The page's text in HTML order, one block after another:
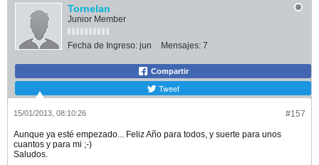
Tornelan
Junior Member
Fecha de Ingreso: jun Mensajes: 7
Compartir
Tweet
#157
15/01/2013, 08:10:26
Aunque ya esté empezado... Feliz Año para todos, y suerte para unos
cuantos y para mi ;-)
Saludos.